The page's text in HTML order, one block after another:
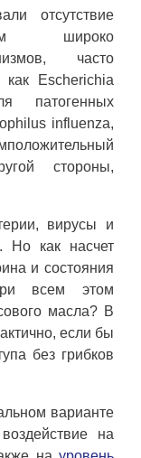
отсутствие
широко
часто
как Escherichia
influenza,
стороны,
вирусы и
Но как насчет
и состояния
всем этом
масла? В
если бы
без грибков
варианте
на